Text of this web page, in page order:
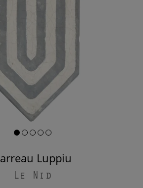
Carreau Luppiu
Le Nid